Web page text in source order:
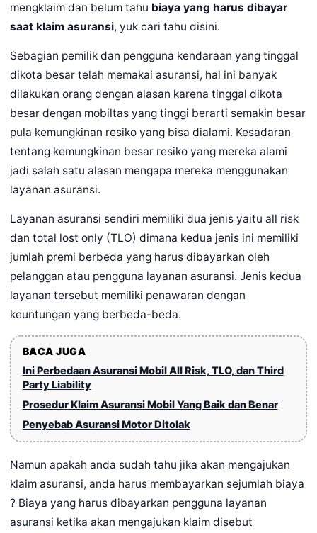
mengklaim dan belum tahu biaya yang harus dibayar
saat klaim asuransi, yuk cari tahu disini.
Sebagian pemilik dan pengguna kendaraan yang tinggal
dikota besar telah memakai asuransi, hal ini banyak
dilakukan orang dengan alasan karena tinggal dikota
besar dengan mobiltas yang tinggi berarti semakin besar
pula kemungkinan resiko yang bisa dialami. Kesadaran
tentang kemungkinan besar resiko yang mereka alami
jadi salah satu alasan mengapa mereka menggunakan
layanan asuransi.
Layanan asuransi sendiri memiliki dua jenis yaitu all risk
dan total lost only (TLO) dimana kedua jenis ini memiliki
jumlah premi berbeda yang harus dibayarkan oleh
pelanggan atau pengguna layanan asuransi. Jenis kedua
layanan tersebut memiliki penawaran dengan
keuntungan yang berbeda-beda.
BACA JUGA
Ini Perbedaan Asuransi Mobil All Risk, TLO, dan Third
Party Liability
Prosedur Klaim Asuransi Mobil Yang Baik dan Benar
Penyebab Asuransi Motor Ditolak
Namun apakah anda sudah tahu jika akan mengajukan
klaim asuransi, anda harus membayarkan sejumlah biaya
? Biaya yang harus dibayarkan pengguna layanan
asuransi ketika akan mengajukan klaim disebut